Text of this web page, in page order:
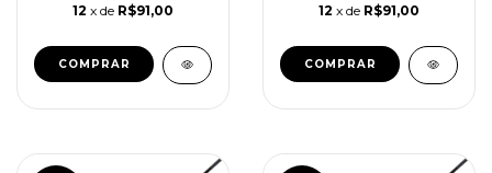
12 x de R$91,00 12 x de R$91,00